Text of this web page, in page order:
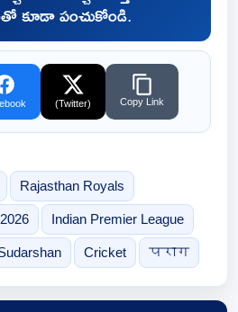
కూడా పంచుకోండి.
(Twitter) Copy Link
Rajasthan Royals
Indian Premier League
Cricket पराग